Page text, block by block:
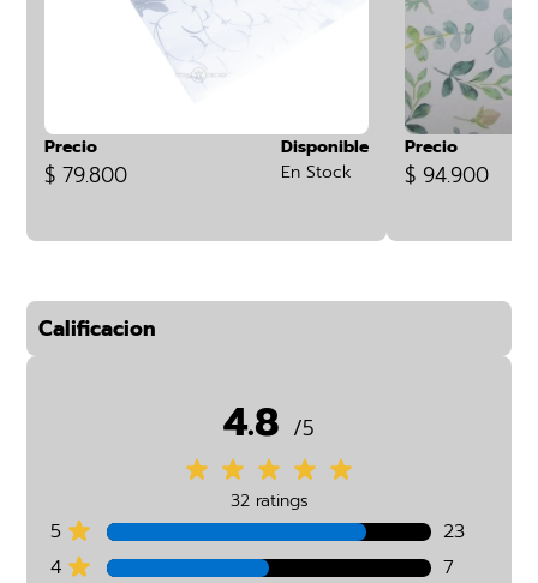
Precio
$ 79.800
Disponible
En Stock
Precio
$ 94.900
Calificacion
4.8 /5
32 ratings
5
23
4
7